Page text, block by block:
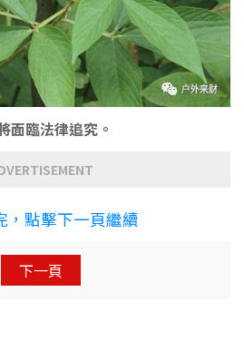
面臨法律追究。
，點擊下一頁繼續
下一頁